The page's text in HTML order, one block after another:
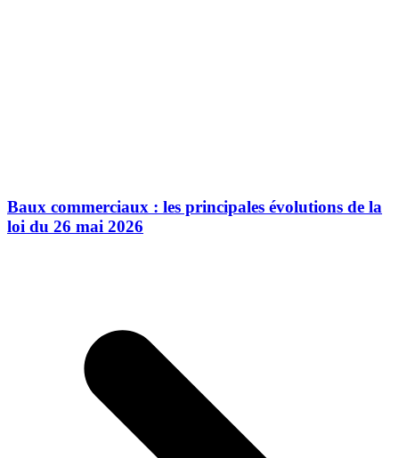
Baux commerciaux : les principales évolutions de la
loi du 26 mai 2026